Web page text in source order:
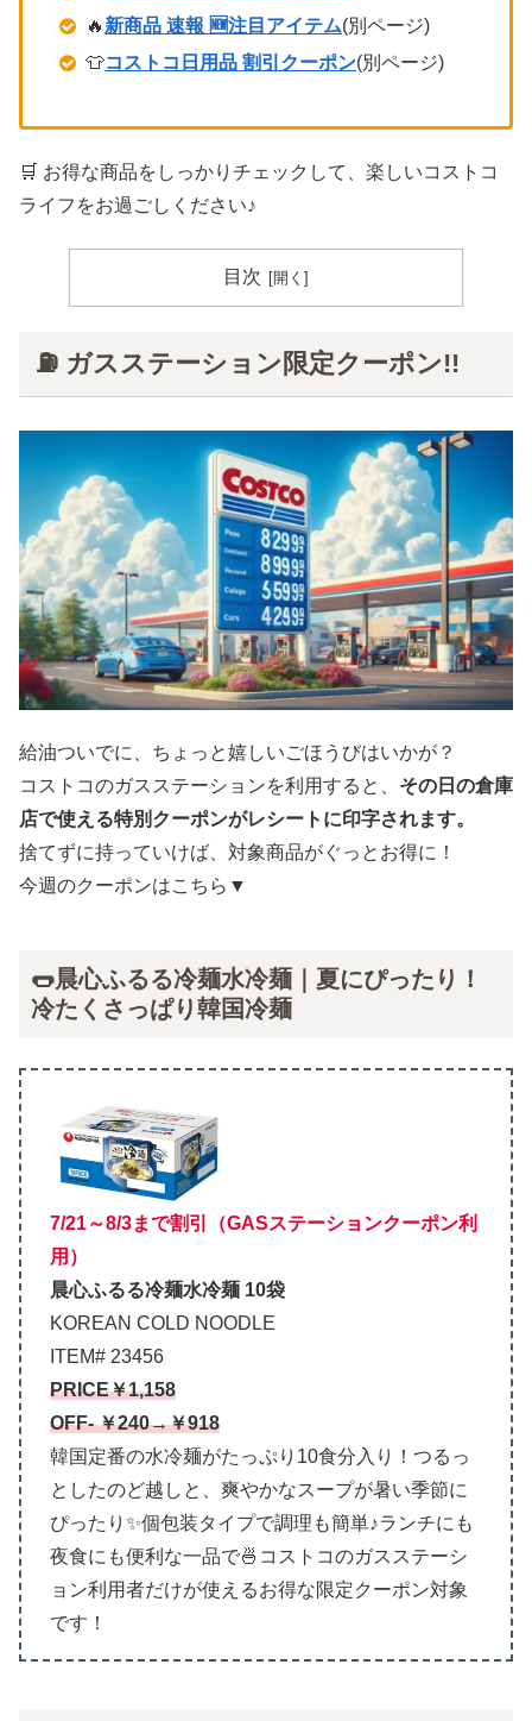
🔥 新商品 速報 🆕注目アイテム(別ページ)
👕コストコ日用品 割引クーポン(別ページ)
🛒 お得な商品をしっかりチェックして、楽しいコストコ
ライフをお過ごしください♪
目次
⛽ ガスステーション限定クーポン!!
給油ついでに、ちょっと嬉しいごほうびはいかが？
コストコのガスステーションを利用すると、 その日の倉庫
店で使える特別クーポンがレシートに印字されます。
捨てずに持っていけば、対象商品がぐっとお得に！
今週のクーポンはこちら▼
🌭晨心ふるる冷麺水冷麺｜夏にぴったり！
冷たくさっぱり韓国冷麺
7/21～8/3まで割引（GASステーションクーポン利
用）
晨心ふるる冷麺水冷麺 10袋
KOREAN COLD NOODLE
ITEM# 23456
PRICE￥1,158
OFF- ￥240→￥918
韓国定番の水冷麺がたっぷり10食分入り！つるっ
としたのど越しと、爽やかなスープが暑い季節に
ぴったり✨個包装タイプで調理も簡単♪ランチにも
夜食にも便利な一品で🍜コストコのガスステーシ
ョン利用者だけが使えるお得な限定クーポン対象
です！